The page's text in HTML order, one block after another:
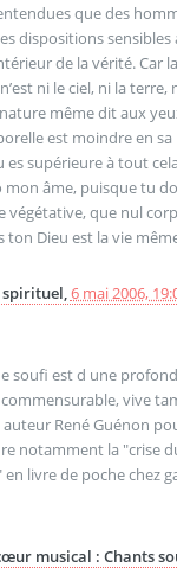
que des
dispositions sensibles
de la vérité. Car
ni le ciel, ni la
même dit aux
est moindre en sa
supérieure à tout cela
mon âme, puisque tu
végétative, que nul
ton Dieu est la vie
spirituel,6 mai 2006,
soufi est d une
vive
auteur René Guénon
notamment la "crise
livre de poche chez
musical : Chants